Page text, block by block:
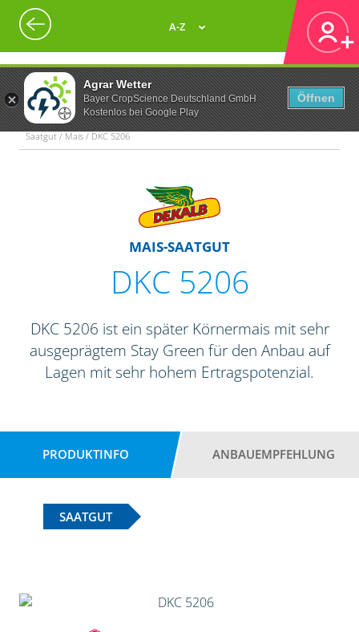
Agrar Wetter
Bayer CropScience Deutschland GmbH
Kostenlos bei Google Play
Öffnen
A-Z
Saatgut / Mais / DKC 5206
MAIS-SAATGUT
DKC 5206
DKC 5206 ist ein später Körnermais mit sehr
ausgeprägtem Stay Green für den Anbau auf
Lagen mit sehr hohem Ertragspotenzial.
PRODUKTINFO ANBAUEMPFEHLUNG
SAATGUT